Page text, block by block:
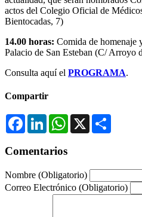
actos del Colegio Oficial de
Bientocadas, 7)
14.00 horas: Comida de homenaje
Palacio de San Esteban (C/ Arroyo
Consulta aquí el PROGRAMA.
Compartir
FacebookLinkedInWhatsApp
X
Comentarios
Nombre (Obligatorio)
Correo Electrónico (Obligatorio)